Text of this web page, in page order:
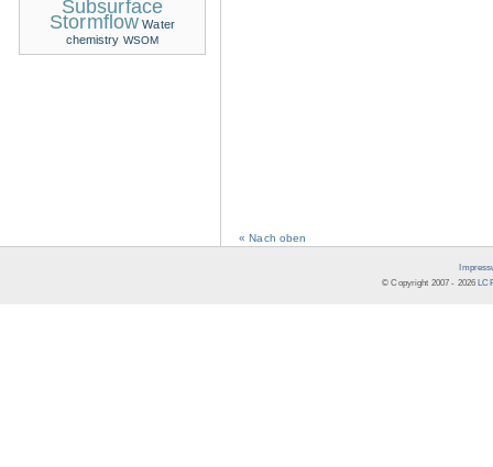
« Nach oben
Subsurface
Stormflow Water
chemistry WSOM
© Copyright 2007 - 2026